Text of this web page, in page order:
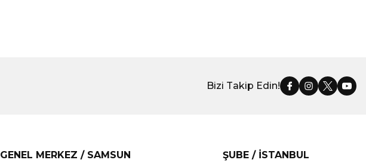
Bizi Takip Edin!
GENEL MERKEZ / SAMSUN ŞUBE / İSTANBUL